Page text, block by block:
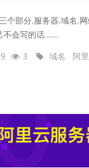
个部分.服务器.域名.
不会写的话......
3 域名 阿